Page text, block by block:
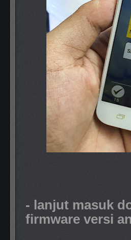
- lanjut masuk
firmware versi